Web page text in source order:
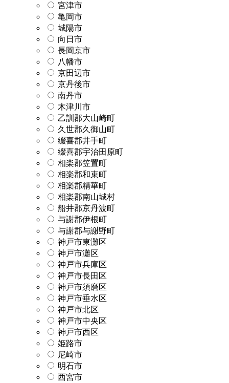
宮津市
亀岡市
城陽市
向日市
長岡京市
八幡市
京田辺市
京丹後市
南丹市
木津川市
乙訓郡大山崎町
久世郡久御山町
綴喜郡井手町
綴喜郡宇治田原町
相楽郡笠置町
相楽郡和束町
相楽郡精華町
相楽郡南山城村
船井郡京丹波町
与謝郡伊根町
与謝郡与謝野町
神戸市東灘区
神戸市灘区
神戸市兵庫区
神戸市長田区
神戸市須磨区
神戸市垂水区
神戸市北区
神戸市中央区
神戸市西区
姫路市
尼崎市
明石市
西宮市